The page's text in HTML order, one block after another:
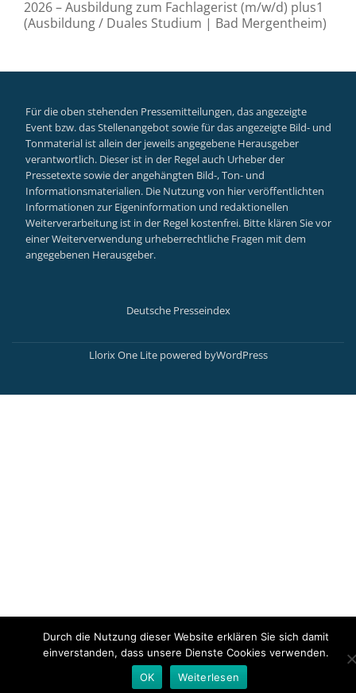
2026 – Ausbildung zum Fachlagerist (m/w/d) plus1
(Ausbildung / Duales Studium | Bad Mergentheim)
Für die oben stehenden Pressemitteilungen, das angezeigte
Event bzw. das Stellenangebot sowie für das angezeigte Bild- und
Tonmaterial ist allein der jeweils angegebene Herausgeber
verantwortlich. Dieser ist in der Regel auch Urheber der
Pressetexte sowie der angehängten Bild-, Ton- und
Informationsmaterialien. Die Nutzung von hier veröffentlichten
Informationen zur Eigeninformation und redaktionellen
Weiterverarbeitung ist in der Regel kostenfrei. Bitte klären Sie vor
einer Weiterverwendung urheberrechtliche Fragen mit dem
angegebenen Herausgeber.
Deutsche Presseindex
Secondary
Llorix One Lite powered byWordPress
Durch die Nutzung dieser Website erklären Sie sich damit
einverstanden, dass unsere Dienste Cookies verwenden.
OK
Weiterlesen